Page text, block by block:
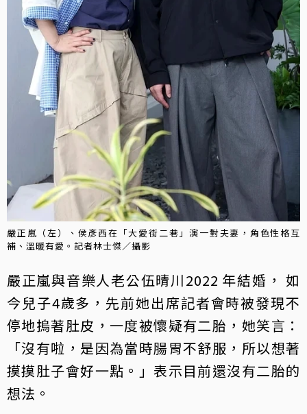
嚴正嵐（左）、侯彥西在「大愛街二巷」演一對夫妻，角色性格互
補、溫暖有愛。記者林士傑／攝影
嚴正嵐與音樂人老公伍晴川2022 年結婚， 如
今兒子4歲多，先前她出席記者會時被發現不
停地摀著肚皮，一度被懷疑有二胎，她笑言：
「沒有啦，是因為當時腸胃不舒服，所以想著
摸摸肚子會好一點。」表示目前還沒有二胎的
想法。